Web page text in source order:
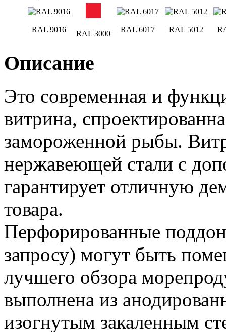
RAL 9016 RAL 3000 RAL 6017 RAL 5012
Описание
Это современная и
витрина,
замороженной рыбы.
нержавеющей стали с
гарантирует отличную
товара.
Перфорированные
запросу) могут быть
лучшего обзора
выполнена из
изогнутым закаленным